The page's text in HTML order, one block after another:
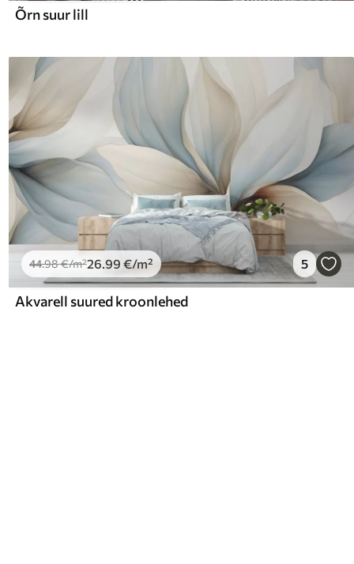
Õrn suur lill
44.98€/m²26 .99 €/m² 5
Akvarell suured kroonlehed